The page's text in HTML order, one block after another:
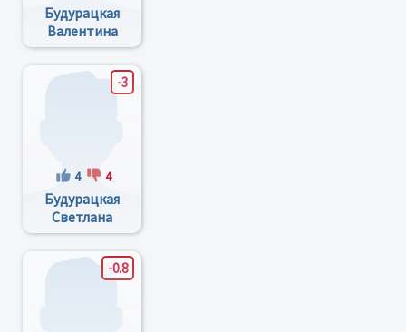
Будурацкая
Валентина
Романовна
-3
4 4
Будурацкая
Светлана
Анатольевна
-0.8